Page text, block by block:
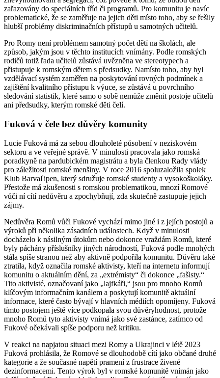
zařazovány do speciálních tříd či programů. Pro komunitu je navíc
problematické, že se zaměřuje na jejich děti místo toho, aby se řešily
hlubší problémy diskriminačních přístupů u samotných učitelů.
Pro Romy není problémem samotný počet dětí na školách, ale
způsob, jakým jsou v těchto institucích vnímány. Podle romských
rodičů totiž řada učitelů zůstává uvězněna ve stereotypech a
přistupuje k romským dětem s předsudky. Namísto toho, aby byl
vzdělávací systém zaměřen na poskytování rovných podmínek a
zajištění kvalitního přístupu k výuce, se zůstává u povrchního
sledování statistik, které samo o sobě nemůže změnit postoje učitelů
ani předsudky, kterým romské děti čelí.
Fuková v čele bez důvěry komunity
Lucie Fuková má za sebou dlouholeté působení v neziskovém
sektoru a ve veřejné správě. V minulosti pracovala jako romská
poradkyně na pardubickém magistrátu a byla členkou Rady vlády
pro záležitosti romské menšiny. V roce 2016 spoluzaložila spolek
Klub Barvaľipen, který sdružuje romské studenty a vysokoškoláky.
Přestože má zkušenosti s romskou problematikou, mnozí Romové
vůči ní cítí nedůvěru a zpochybňují, zda skutečně zastupuje jejich
zájmy.
Nedůvěra Romů vůči Fukové vychází mimo jiné i z jejích postojů a
výroků při několika zásadních událostech. Když v minulosti
docházelo k násilným útokům nebo dokonce vraždám Romů, které
byly páchány příslušníky jiných národností, Fuková podle mnohých
stála spíše stranou než aby aktivně podpořila komunitu. Důvěru také
ztratila, když označila romské aktivisty, kteří na internetu informují
komunitu o aktuálním dění, za „extrémisty“ či dokonce „fašisty.“
Tito aktivisté, označovaní jako „lajfkáři,“ jsou pro mnoho Romů
klíčovým informačním kanálem a poskytují komunitě aktuální
informace, které často bývají v hlavních médiích opomíjeny. Fuková
tímto postojem ještě více podkopala svou důvěryhodnost, protože
mnoho Romů tyto aktivisty vnímá jako své zastánce, zatímco od
Fukové očekávali spíše podporu než kritiku.
V reakci na napjatou situaci mezi Romy a Ukrajinci v létě 2023
Fuková prohlásila, že Romové se dlouhodobě cítí jako občané druhé
kategorie a že současné napětí pramení z frustrace živené
dezinformacemi. Tento výrok byl v romské komunitě vnímán jako